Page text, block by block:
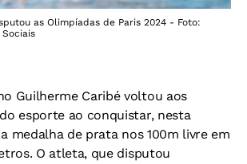
as Olimpíadas de Paris 2024 - Foto:
Guilherme Caribé voltou aos
esporte ao conquistar, nesta
medalha de prata nos 100m livre em
O atleta, que disputou